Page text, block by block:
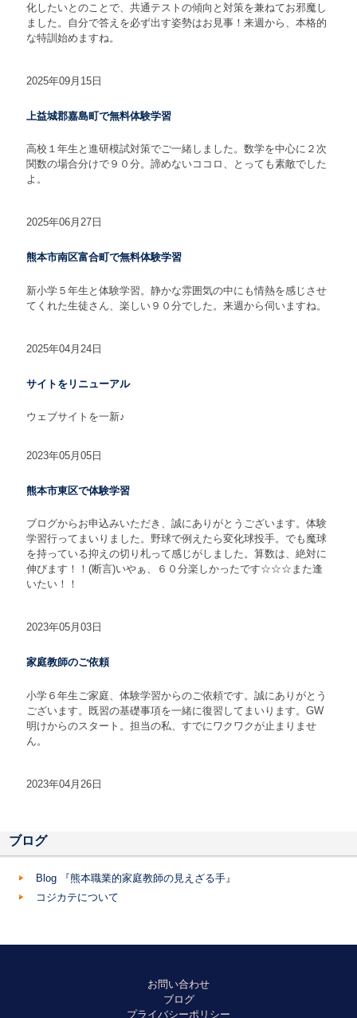
化したいとのことで、共通テストの傾向と対策を兼ねてお邪魔し
ました。自分で答えを必ず出す姿勢はお見事！来週から、本格的
な特訓始めますね。
2025年09月15日
上益城郡嘉島町で無料体験学習
高校１年生と進研模試対策でご一緒しました。数学を中心に２次
関数の場合分けで９０分。諦めないココロ、とっても素敵でした
よ。
2025年06月27日
熊本市南区富合町で無料体験学習
新小学５年生と体験学習。静かな雰囲気の中にも情熱を感じさせ
てくれた生徒さん、楽しい９０分でした。来週から伺いますね。
2025年04月24日
サイトをリニューアル
ウェブサイトを一新♪
2023年05月05日
熊本市東区で体験学習
ブログからお申込みいただき、誠にありがとうございます。体験
学習行ってまいりました。野球で例えたら変化球投手。でも魔球
を持っている抑えの切り札って感じがしました。算数は、絶対に
伸びます！！(断言)いやぁ、６０分楽しかったです☆☆☆また逢
いたい！！
2023年05月03日
家庭教師のご依頼
小学６年生ご家庭、体験学習からのご依頼です。誠にありがとう
ございます。既習の基礎事項を一緒に復習してまいります。GW
明けからのスタート。担当の私、すでにワクワクが止まりませ
ん。
2023年04月26日
ブログ
Blog 『熊本職業的家庭教師の見えざる手』
コジカテについて
お問い合わせ
ブログ
プライバシーポリシー